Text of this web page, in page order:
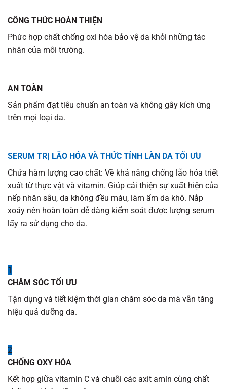
CÔNG THỨC HOÀN THIỆN
Phức hợp chất chống oxi hóa bảo vệ da khỏi những tác
nhân của môi trường.
AN TOÀN
Sản phẩm đạt tiêu chuẩn an toàn và không gây kích ứng
trên mọi loại da.
SERUM TRỊ LÃO HÓA VÀ THỨC TỈNH LÀN DA TỐI ƯU
Chứa hàm lượng cao chất: Về khả năng chống lão hóa triết
xuất từ thực vật và vitamin. Giúp cải thiện sự xuất hiện của
nếp nhăn sâu, da không đều màu, làm ẩm da khô. Nắp
xoáy nên hoàn toàn dễ dàng kiểm soát được lượng serum
lấy ra sử dụng cho da.
1
CHĂM SÓC TỐI ƯU
Tận dụng và tiết kiệm thời gian chăm sóc da mà vẫn tăng
hiệu quả dưỡng da.
2
CHỐNG OXY HÓA
Kết hợp giữa vitamin C và chuỗi các axit amin cùng chất